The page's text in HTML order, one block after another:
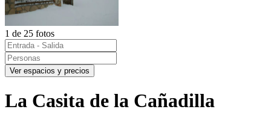
1 de 25 fotos
Ver espacios y precios
La Casita de la Cañadilla